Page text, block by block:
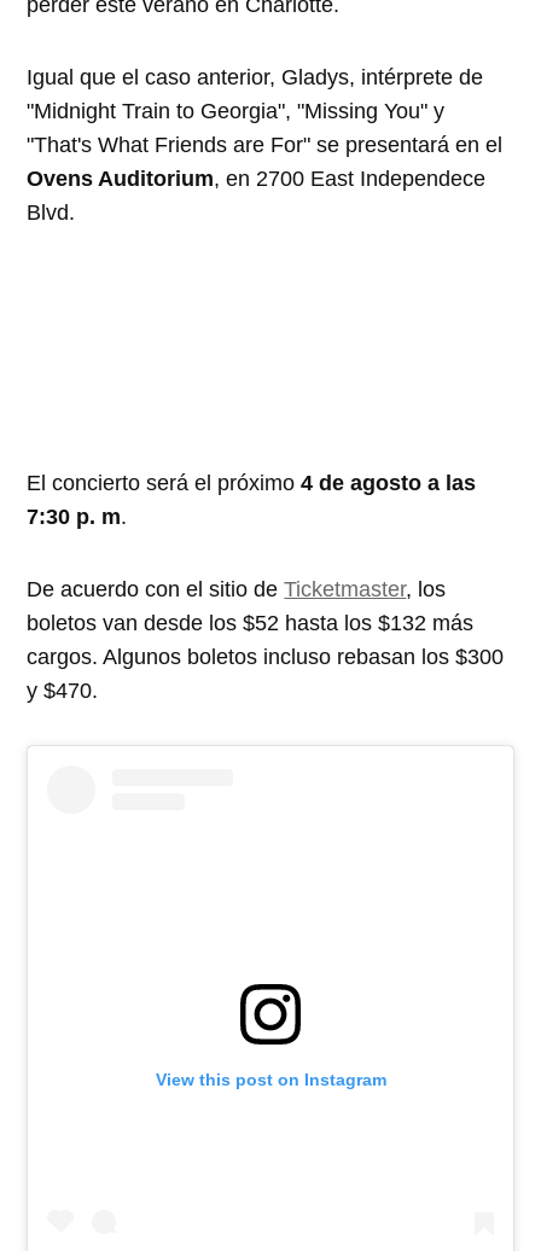
perder este verano en Charlotte.
Igual que el caso anterior, Gladys, intérprete de
"Midnight Train to Georgia", "Missing You" y
"That's What Friends are For" se presentará en el
Ovens Auditorium, en 2700 East Independece
Blvd.
El concierto será el próximo 4 de agosto a las
7:30 p. m.
De acuerdo con el sitio deTicketmaster, los
boletos van desde los $52 hasta los $132 más
cargos. Algunos boletos incluso rebasan los $300
y $470.
View this post on Instagram